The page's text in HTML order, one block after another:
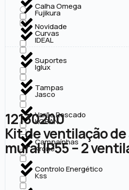
Calha Omega
Curvas
Suportes
Tampas
Varão Roscado
Campaínhas
Controlo Energético
Fujikura
IDEAL
Iglux
Jasco
KOBAN
Krone
Kss
Novidade
12130200
Kit de ventilação
mural IP55 – 2